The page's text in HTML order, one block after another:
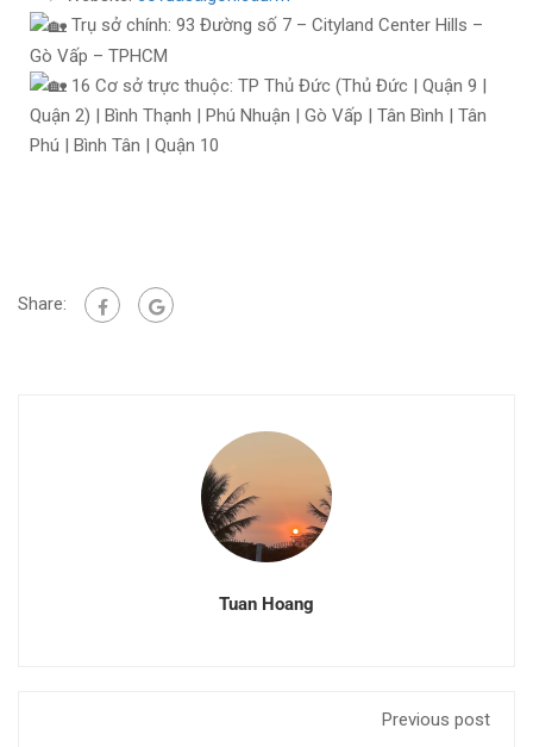
Trụ sở chính: 93 Đường số 7 – Cityland Center Hills –
Gò Vấp – TPHCM
16 Cơ sở trực thuộc: TP Thủ Đức (Thủ Đức | Quận 9 |
Quận 2) | Bình Thạnh | Phú Nhuận | Gò Vấp | Tân Bình | Tân
Phú | Bình Tân | Quận 10
Share:
Tuan Hoang
Previous post